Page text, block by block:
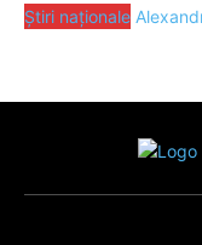
Știri naționale